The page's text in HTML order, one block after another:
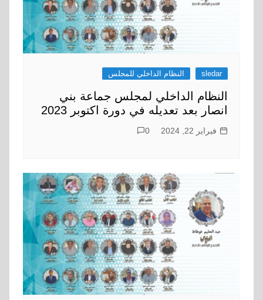
sledar النظام الداخلي للمجلس
النظام الداخلي لمجلس جماعة بني
انصار بعد تعديله في دورة اكتوبر 2023
فبراير 22, 2024 0